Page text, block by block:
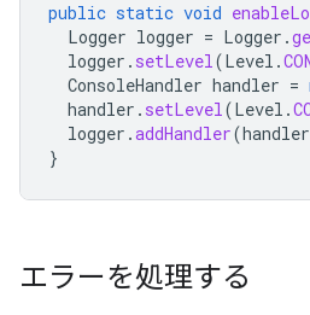
public static void
Logger logger = Logger .
logger . setLevel(Level .
ConsoleHandler handler =
handler . setLevel(Level .
logger .addHandler(handler
}
エラーを処理する